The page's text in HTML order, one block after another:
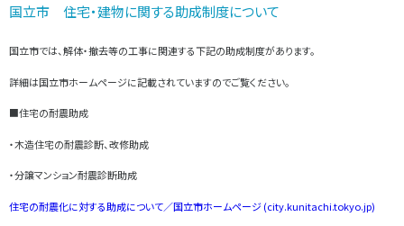
国立市 住宅・建物に関する助成制度について
国立市では、解体・撤去等の工事に関連する下記の助成制度があります。
詳細は国立市ホームページに記載されていますのでご覧ください。
■住宅の耐震助成
・木造住宅の耐震診断、改修助成
・分譲マンション耐震診断助成
住宅の耐震化に対する助成について／国立市ホームページ (city.kunitachi.tokyo.jp)